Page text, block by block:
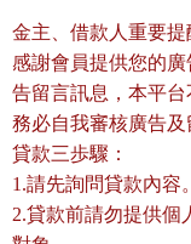
金主、借款人重要提
感謝會員提供您的
告留言訊息，本平
務必自我審核廣告及
貸款三歩驟：
1.請先詢問貸款內容。
2.貸款前請勿提供個